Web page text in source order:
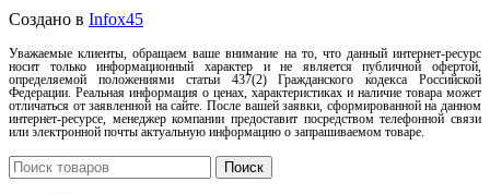
Создано в Infox45
Уважаемые клиенты, обращаем ваше внимание на то, что данный интернет-ресурс
носит только информационный характер и не является публичной офертой,
определяемой положениями статьи 437(2) Гражданского кодекса Российской
Федерации. Реальная информация о ценах, характеристиках и наличие товара может
отличаться от заявленной на сайте. После вашей заявки, сформированной на данном
интернет-ресурсе, менеджер компании предоставит посредством телефонной связи
или электронной почты актуальную информацию о запрашиваемом товаре.
Поиск